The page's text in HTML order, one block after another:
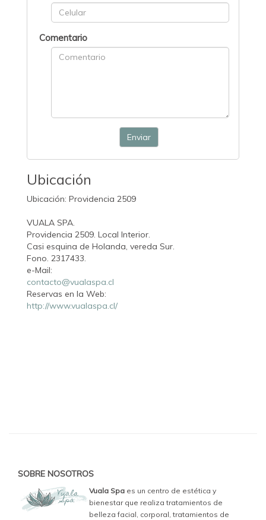
Comentario
Enviar
Ubicación
Ubicación: Providencia 2509
VUALA SPA.
Providencia 2509. Local Interior.
Casi esquina de Holanda, vereda Sur.
Fono. 2317433.
e-Mail:
contacto@vualaspa.cl
Reservas en la Web:
http://www.vualaspa.cl/
SOBRE NOSOTROS
Vuala Spa es un centro de estética y
bienestar que realiza tratamientos de
belleza facial, corporal, tratamientos de